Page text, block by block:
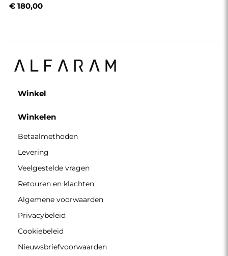
€ 180,00
Winkel
Winkelen
Betaalmethoden
Levering
Veelgestelde vragen
Retouren en klachten
Algemene voorwaarden
Privacybeleid
Cookiebeleid
Nieuwsbriefvoorwaarden